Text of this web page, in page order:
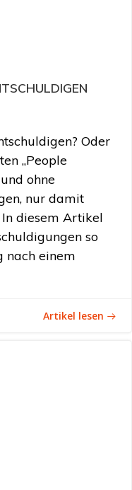
Oder
„People
ohne
nur damit
diesem Artikel
so
nach einem
Artikel lesen